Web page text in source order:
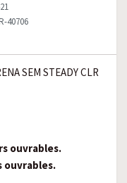
40706
SEM STEADY CLR
ouvrables.
ouvrables.